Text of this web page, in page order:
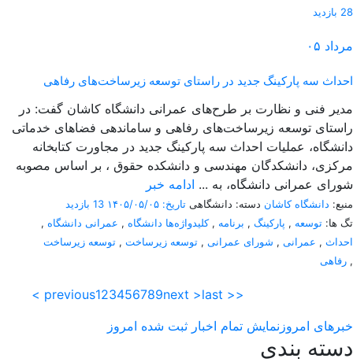
28 بازدید
۰۵ مرداد
احداث سه پارکینگ جدید در راستای توسعه زیرساخت‌های رفاهی
مدیر فنی و نظارت بر طرح‌های عمرانی دانشگاه کاشان گفت: در
راستای توسعه زیرساخت‌های رفاهی و ساماندهی فضاهای خدماتی
دانشگاه، عملیات احداث سه پارکینگ جدید در مجاورت کتابخانه
مرکزی، دانشکدگان مهندسی و دانشکده حقوق ، بر اساس مصوبه
شورای عمرانی دانشگاه، به ... ادامه خبر
منبع: دانشگاه کاشان دسته: دانشگاهی تاریخ: ۱۴۰۵/۰۵/۰۵
13 بازدید
تگ ها: توسعه , پارکینگ , برنامه ,کلیدواژه‌ها دانشگاه , عمرانی دانشگاه ,
احداث , عمرانی , شورای عمرانی , توسعه زیرساخت , توسعه زیرساخت
رفاهی ,
< previous123456789next >last >>
خبرهای امروز نمایش تمام اخبار ثبت شده امروز
دسته بندی